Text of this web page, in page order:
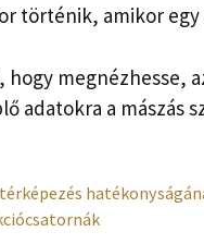
történik, amikor
hogy megnézhesse,
adatokra a mászás